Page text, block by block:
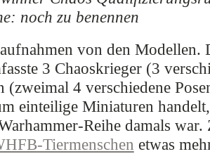
noch zu benennen
von den Modellen.
3 Chaoskrieger (3
(zweimal 4 verschiedene
einteilige Miniaturen
Reihe damals
Tiermenschen etwas